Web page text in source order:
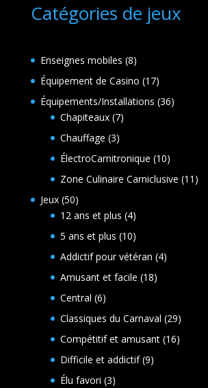
Catégories de jeux
Enseignes mobiles 88
produits
Équipement de Casino 1717
produits
Équipements/Installations 3636
Chapiteaux 77
Chauffage 33
produits
ÉlectroCarnitronique 1010
produits
Zone Culinaire Carniclusive 11 11
Jeux 5050
produits
12 ans et plus 44
produits
5 ans et plus 1010
produits
Addictif pour vétéran 44
Amusant et facile 1818
Central 66
produits
Classiques du Carnaval 2929
produits
Compétitif et amusant 1616
Difficile et addictif 99
Élu favori 33